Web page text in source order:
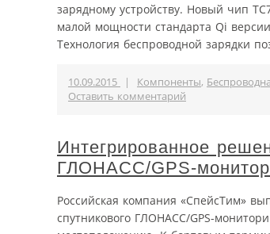
зарядному устройству. Новый чип
малой мощности стандарта Qi
Технология беспроводной зарядки
10.09.2015 | Компоненты,
Оставить комментарий
Интегрированное
ГЛОНАСС/GPS-
Российская компания «СпейсТим»
спутникового ГЛОНАСС/GPS-